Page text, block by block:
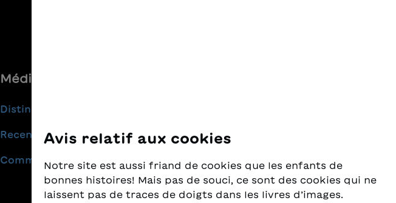
Médias
Distinctions
Recensions
Communiqués de presse
Avis relatif aux cookies
Notre site est aussi friand de cookies que les enfants de
bonnes histoires! Mais pas de souci, ce sont des cookies qui ne
laissent pas de traces de doigts dans les livres d’images.